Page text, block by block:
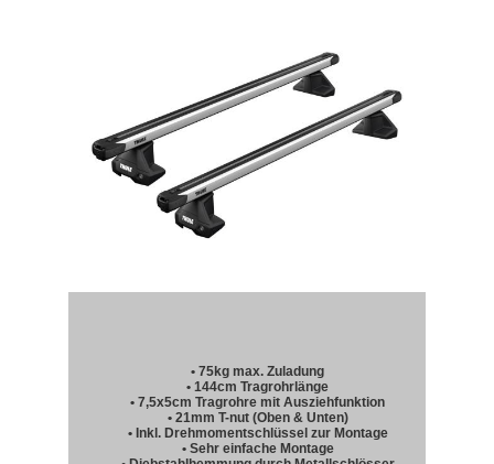
• 75kg max. Zuladung
• 144cm Tragrohrlänge
• 7,5x5cm Tragrohre mit Ausziehfunktion
• 21mm T-nut (Oben & Unten)
• Inkl. Drehmomentschlüssel zur Montage
• Sehr einfache Montage